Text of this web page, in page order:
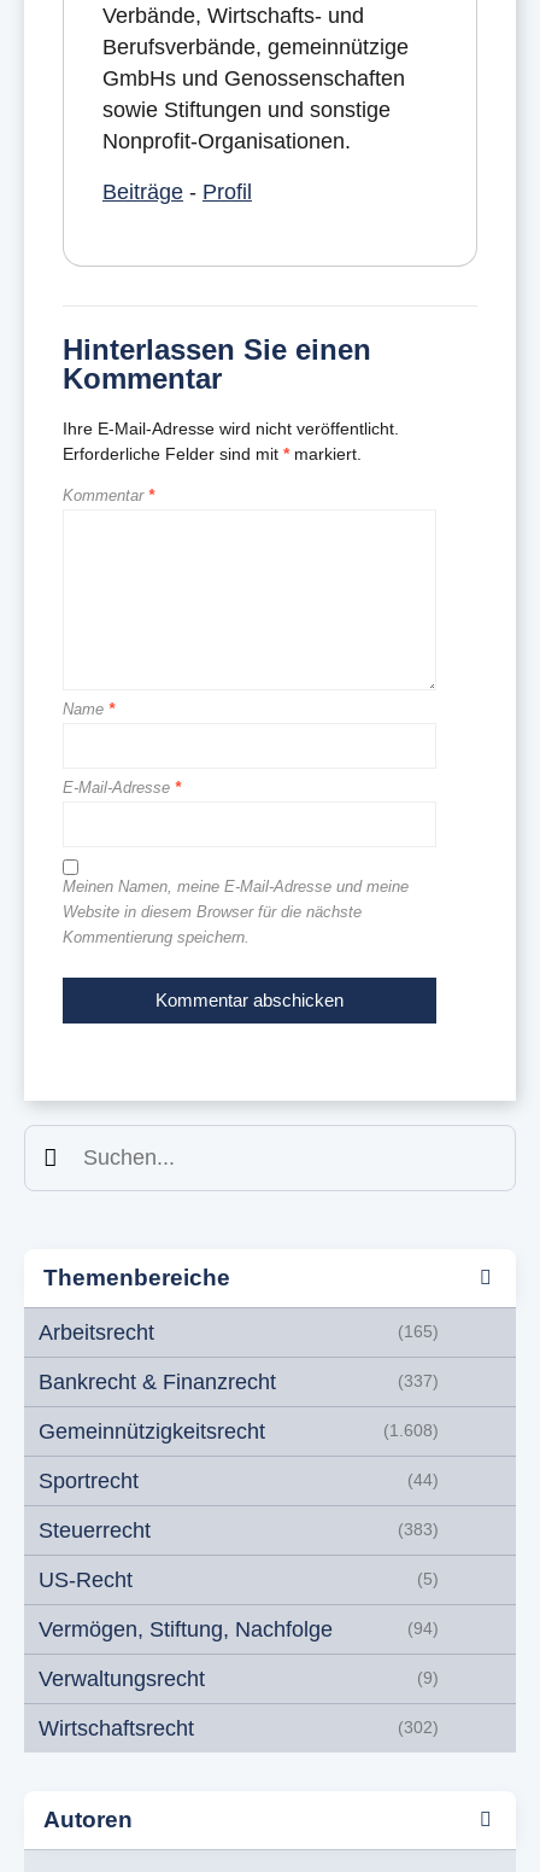
Verbände, Wirtschafts- und
Berufsverbände, gemeinnützige
GmbHs und Genossenschaften
sowie Stiftungen und sonstige
Nonprofit-Organisationen.
Beiträge - Profil
Hinterlassen Sie einen
Kommentar
Ihre E-Mail-Adresse wird nicht veröffentlicht.
Erforderliche Felder sind mit *markiert.
Kommentar *
Name *
E-Mail-Adresse *
Meinen Namen, meine E-Mail-Adresse und meine
Website in diesem Browser für die nächste
Kommentierung speichern.
Suchen
Themenbereiche
Arbeitsrecht (165)
Bankrecht & Finanzrecht (337)
Gemeinnützigkeitsrecht (1.608)
Sportrecht (44)
Steuerrecht (383)
US-Recht (5)
Vermögen, Stiftung, Nachfolge (94)
Verwaltungsrecht (9)
Wirtschaftsrecht (302)
Autoren